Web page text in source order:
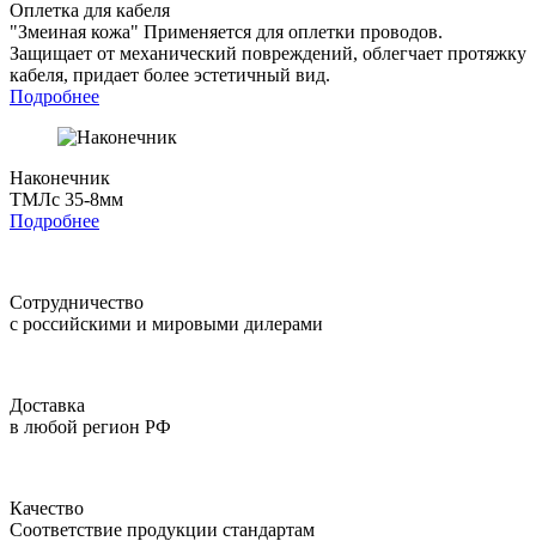
Оплетка для кабеля
"Змеиная кожа" Применяется для оплетки проводов.
Защищает от механический повреждений, облегчает протяжку
кабеля, придает более эстетичный вид.
Подробнее
Наконечник
ТМЛс 35-8мм
Подробнее
Сотрудничество
с российскими и мировыми дилерами
Доставка
в любой регион РФ
Качество
Соответствие продукции стандартам